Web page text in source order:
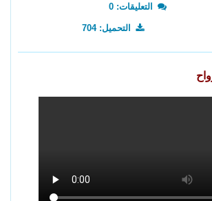
التعليقات: 0
التحميل: 704